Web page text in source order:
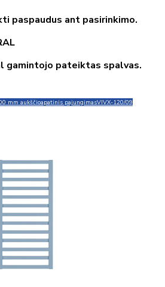
paspaudus ant pasirinkimo.
gamintojo pateiktas spalvas.
mm aukščioapatinis pajungimasVIVX-120/09